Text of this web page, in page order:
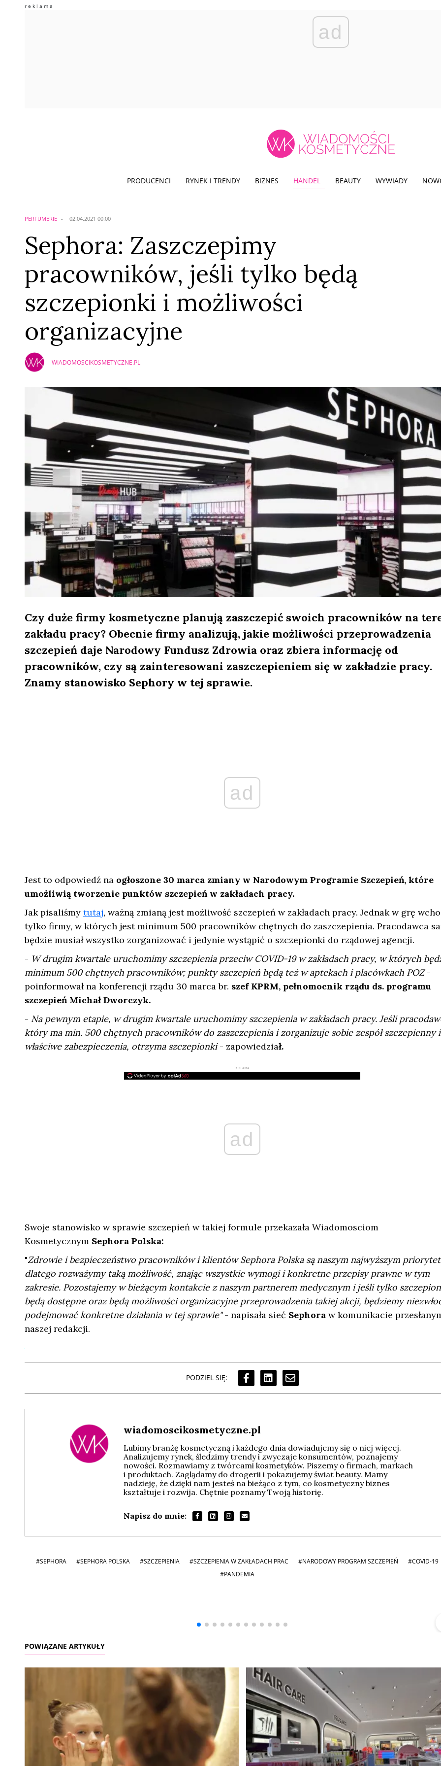
ad
PRODUCENCI RYNEK I TRENDY BIZNES HANDEL BEAUTY WYWIADY
PERFUMERIE 02.04.2021 00:00
Sephora: Zaszczepimy
pracowników, jeśli tylko będą
szczepionki i możliwości
organizacyjne
WIADOMOSCIKOSMETYCZNE.PL
Czy duże firmy kosmetyczne planują zaszczepić swoich pracowników na
zakładu pracy? Obecnie firmy analizują, jakie możliwości przeprowadzenia
szczepień daje Narodowy Fundusz Zdrowia oraz zbiera informację od
pracowników, czy są zainteresowani zaszczepieniem się w zakładzie pracy.
Znamy stanowisko Sephory w tej sprawie.
ad
Jest to odpowiedź na ogłoszone 30 marca zmiany w Narodowym Programie Szczepień, które
umożliwią tworzenie punktów szczepień w zakładach pracy.
Jak pisaliśmy tutaj, ważną zmianą jest możliwość szczepień w zakładach pracy. Jednak w grę
tylko firmy, w których jest minimum 500 pracowników chętnych do zaszczepienia. Pracodawca
będzie musiał wszystko zorganizować i jedynie wystąpić o szczepionki do rządowej agencji.
- W drugim kwartale uruchomimy szczepienia przeciw COVID-19 w zakładach pracy, w których
minimum 500 chętnych pracowników; punkty szczepień będą też w aptekach i placówkach POZ-
poinformował na konferencji rządu 30 marca br. szef KPRM, pełnomocnik rządu ds. programu
szczepień Michał Dworczyk.
- Na pewnym etapie, w drugim kwartale uruchomimy szczepienia w zakładach pracy. Jeśli
który ma min. 500 chętnych pracowników do zaszczepienia i zorganizuje sobie zespół szczepienny i
właściwe zabezpieczenia, otrzyma szczepionki- zapowiedział.
REKLAMA
ad
Swoje stanowisko w sprawie szczepień w takiej formule przekazała Wiadomosciom
Kosmetycznym Sephora Polska:
"Zdrowie i bezpieczeństwo pracowników i klientów Sephora Polska są naszym najwyższym
dlatego rozważymy taką możliwość, znając wszystkie wymogi i konkretne przepisy prawne w tym
zakresie. Pozostajemy w bieżącym kontakcie z naszym partnerem medycznym i jeśli tylko
będą dostępne oraz będą możliwości organizacyjne przeprowadzenia takiej akcji, będziemy
podejmować konkretne działania w tej sprawie"- napisała sieć Sephoraw komunikacie
naszej redakcji.
PODZIEL SIĘ:
wiadomoscikosmetyczne.pl
Lubimy branżę kosmetyczną i każdego dnia dowiadujemy się o niej więcej.
Analizujemy rynek, śledzimy trendy i zwyczaje konsumentów, poznajemy
nowości. Rozmawiamy z twórcami kosmetyków. Piszemy o firmach, markach
i produktach. Zaglądamy do drogerii i pokazujemy świat beauty. Mamy
nadzieję, że dzięki nam jesteś na bieżąco z tym, co kosmetyczny biznes
kształtuje i rozwija. Chętnie poznamy Twoją historię.
Napisz do mnie:
#SEPHORA #SEPHORA POLSKA #SZCZEPIENIA #SZCZEPIENIA W ZAKŁADACH PRAC #NARODOWY PROGRAM SZCZEPIEŃ
#COVID-19
#PANDEMIA
POWIĄZANE ARTYKUŁY